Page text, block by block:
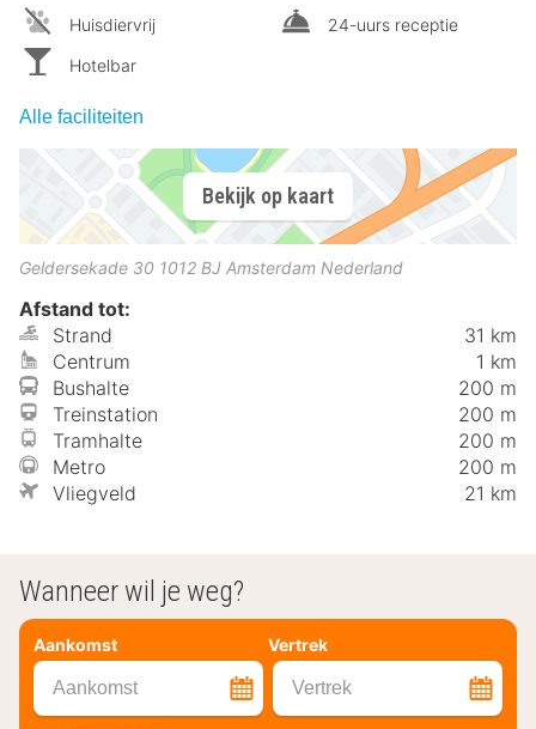
Huisdiervrij
Hotelbar
24-uurs receptie
Alle faciliteiten
Bekijk op kaart
Geldersekade 30 1012 BJ Amsterdam Nederland
Afstand tot:
Strand
31 km
Centrum
1 km
Bushalte
200 m
Treinstation
200 m
Tramhalte
200 m
Metro
200 m
Vliegveld
21 km
Wanneer wil je weg?
Aankomst Vertrek
Aankomst Vertrek